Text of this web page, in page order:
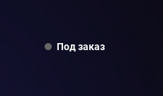
Под заказ